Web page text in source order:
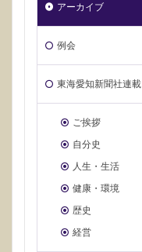
アーカイブ
例会
東海愛知新聞社連載
ご挨拶
自分史
人生・生活
健康・環境
歴史
経営